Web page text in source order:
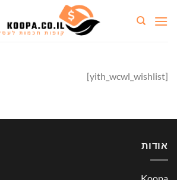
[yith_wcwl_wishlist]
אודות
Koopa